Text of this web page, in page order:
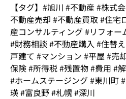
【タグ】#旭川 #不動産 #株式
不動産売却 #不動産買取 #住宅
産コンサルティング #リフォ
#財務相談 #不動産購入 #住替
戸建て #マンション #平屋 #売
保険 #所得税 #残置物 #費用 #
#ホームステージング #東川町
瑛 #富良野 #札幌 #深川